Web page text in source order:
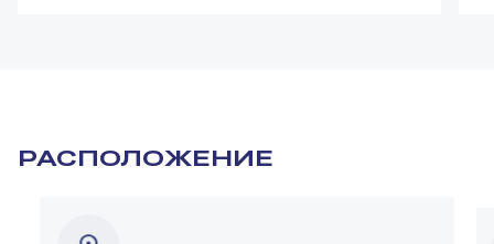
РАСПОЛОЖЕНИЕ